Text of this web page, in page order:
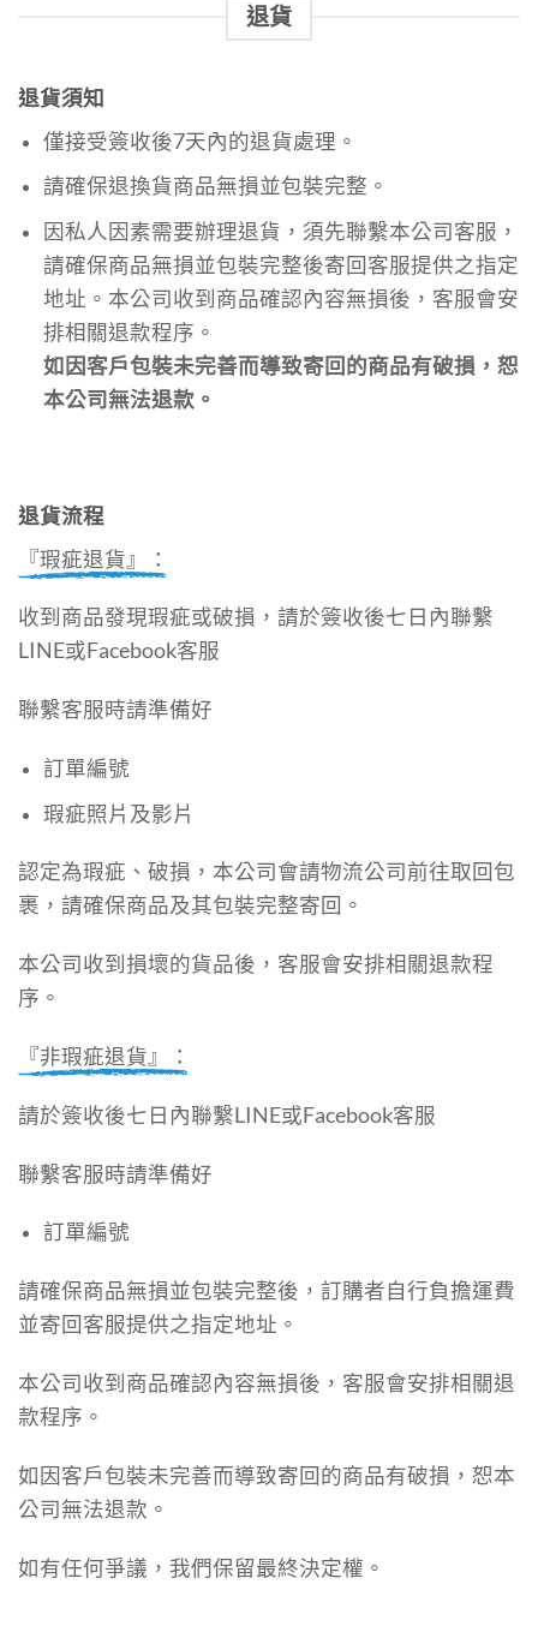
退貨
退貨須知
僅接受簽收後7天內的退貨處理。
請確保退換貨商品無損並包裝完整。
因私人因素需要辦理退貨，須先聯繫本公司客服，
請確保商品無損並包裝完整後寄回客服提供之指定
地址。 本公司收到商品確認內容無損後，客服會安
排相關退款程序。
如因客戶包裝未完善而導致寄回的商品有破損，恕
本公司無法退款。
退貨流程
『瑕疵退貨』：
收到商品發現瑕疵或破損，請於簽收後七日內聯繫
LINE或Facebook客服
聯繫客服時請準備好
訂單編號
瑕疵照片及影片
認定為瑕疵、破損，本公司會請物流公司前往取回包
裹，請確保商品及其包裝完整寄回。
本公司收到損壞的貨品後，客服會安排相關退款程
序。
『非瑕疵退貨』：
請於簽收後七日內聯繫LINE或Facebook客服
聯繫客服時請準備好
訂單編號
請確保商品無損並包裝完整後，訂購者自行負擔運費
並寄回客服提供之指定地址。
本公司收到商品確認內容無損後，客服會安排相關退
款程序。
如因客戶包裝未完善而導致寄回的商品有破損，恕本
公司無法退款。
如有任何爭議，我們保留最終決定權。